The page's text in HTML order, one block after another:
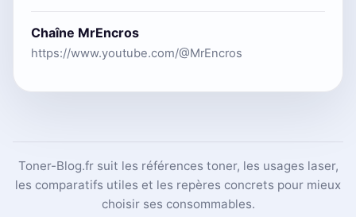
Chaîne MrEncros
https://www.youtube.com/@MrEncros
Toner-Blog.fr suit les références toner, les usages laser,
les comparatifs utiles et les repères concrets pour mieux
choisir ses consommables.